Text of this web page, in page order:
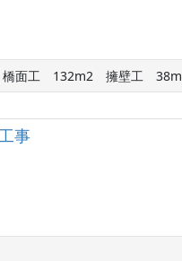
面工　132m2　擁壁工　38m
事